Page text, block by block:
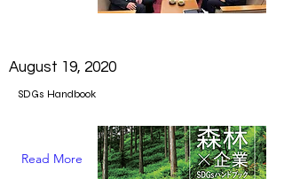
August 19, 2020
SDGs Handbook
Read More